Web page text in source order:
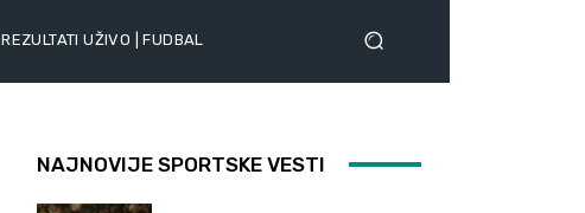
REZULTATI UŽIVO | FUDBAL
NAJNOVIJE SPORTSKE VESTI